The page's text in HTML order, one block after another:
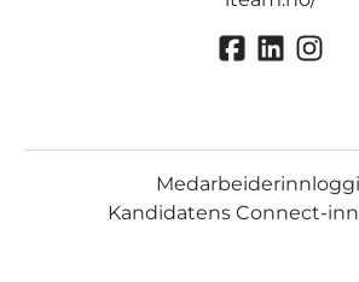
Kandidatens Connect-